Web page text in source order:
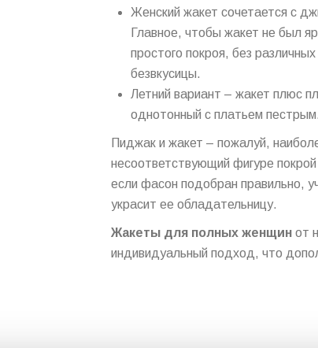
Женский жакет сочетается с
Главное, чтобы жакет не был
простого покроя, без
безвкусицы.
Летний вариант – жакет плюс
однотонный с платьем
Пиджак и жакет – пожалуй,
несоответствующий фигуре
если фасон подобран правильно,
украсит ее обладательницу.
Жакеты для полных женщин от
индивидуальный подход, что